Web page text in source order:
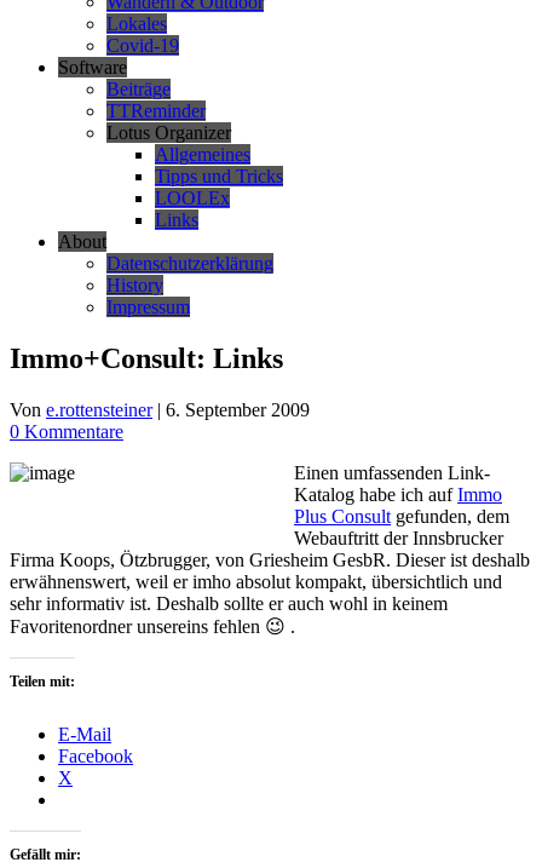
Lokales
Covid-19
Software
Beiträge
TTReminder
Lotus Organizer
Allgemeines
Tipps und Tricks
LOOLEx
Links
About
Datenschutzerklärung
History
Impressum
Immo+Consult: Links
Von e.rottensteiner | 6. September 2009
0 Kommentare
Einen umfassenden Link-
Katalog habe ich aufImmo
Plus Consult gefunden, dem
Webauftritt der Innsbrucker
Firma Koops, Ötzbrugger, von Griesheim GesbR. Dieser ist deshalb
erwähnenswert, weil er imho absolut kompakt, übersichtlich und
sehr informativ ist. Deshalb sollte er auch wohl in keinem
Favoritenordner unsereins fehlen 😉 .
Teilen mit:
E-Mail
Facebook
X
Gefällt mir: